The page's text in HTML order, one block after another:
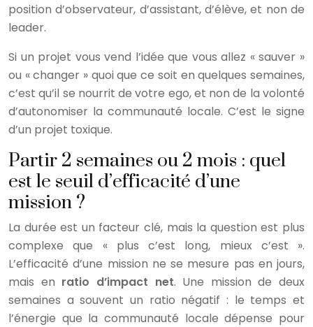
position d’observateur, d’assistant, d’élève, et non de
leader.
Si un projet vous vend l’idée que vous allez « sauver »
ou « changer » quoi que ce soit en quelques semaines,
c’est qu’il se nourrit de votre ego, et non de la volonté
d’autonomiser la communauté locale. C’est le signe
d’un projet toxique.
Partir 2 semaines ou 2 mois : quel
est le seuil d’efficacité d’une
mission ?
La durée est un facteur clé, mais la question est plus
complexe que « plus c’est long, mieux c’est ».
L’efficacité d’une mission ne se mesure pas en jours,
mais en ratio d’impact net. Une mission de deux
semaines a souvent un ratio négatif : le temps et
l’énergie que la communauté locale dépense pour